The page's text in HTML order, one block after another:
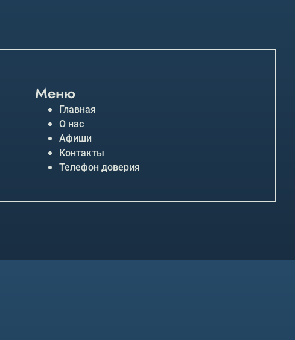
Меню
Главная
О нас
Афиши
Контакты
Телефон доверия